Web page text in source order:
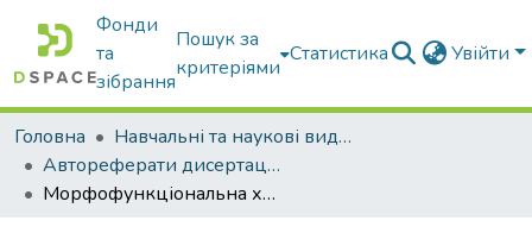
Фонди
та
зібрання
Пошук за
критеріями
Статистика Увійти
Головна
Навчальні та наукові видання
Автореферати дисертацій та дисертації
Морфофункціональна характеристика кишечнику свійських гусей